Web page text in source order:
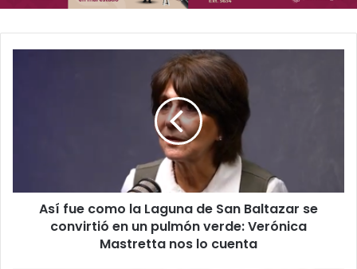
se
convirtióAsí fue como la Laguna de San Baltazar se
convirtió en un pulmón verde: Verónica
Mastretta nos lo cuenta